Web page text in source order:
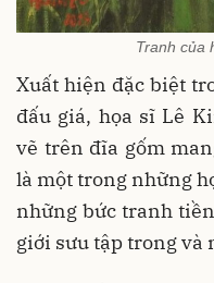
Tranh của
Xuất hiện đặc biệt
đấu giá, họa sĩ Lê
vẽ trên đĩa gốm
là một trong những
những bức tranh
giới sưu tập trong và